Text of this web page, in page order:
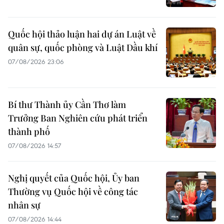
Quốc hội thảo luận hai dự án Luật về
quân sự, quốc phòng và Luật Dầu khí
07/08/2026 23:06
Bí thư Thành ủy Cần Thơ làm
Trưởng Ban Nghiên cứu phát triển
thành phố
07/08/2026 14:57
Nghị quyết của Quốc hội, Ủy ban
Thường vụ Quốc hội về công tác
nhân sự
07/08/2026 14:44